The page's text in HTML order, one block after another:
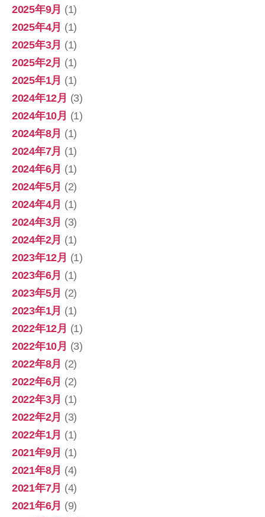
2025年9月 (1)
2025年4月 (1)
2025年3月 (1)
2025年2月 (1)
2025年1月 (1)
2024年12月 (3)
2024年10月 (1)
2024年8月 (1)
2024年7月 (1)
2024年6月 (1)
2024年5月 (2)
2024年4月 (1)
2024年3月 (3)
2024年2月 (1)
2023年12月 (1)
2023年6月 (1)
2023年5月 (2)
2023年1月 (1)
2022年12月 (1)
2022年10月 (3)
2022年8月 (2)
2022年6月 (2)
2022年3月 (1)
2022年2月 (3)
2022年1月 (1)
2021年9月 (1)
2021年8月 (4)
2021年7月 (4)
2021年6月 (9)